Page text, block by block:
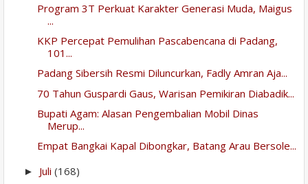
Program 3T Perkuat Karakter Generasi Muda, Maigus
...
KKP Percepat Pemulihan Pascabencana di Padang,
101...
Padang Sibersih Resmi Diluncurkan, Fadly Amran Aja...
70 Tahun Guspardi Gaus, Warisan Pemikiran Diabadik...
Bupati Agam: Alasan Pengembalian Mobil Dinas
Merup...
Empat Bangkai Kapal Dibongkar, Batang Arau Bersole...
► Juli (168)